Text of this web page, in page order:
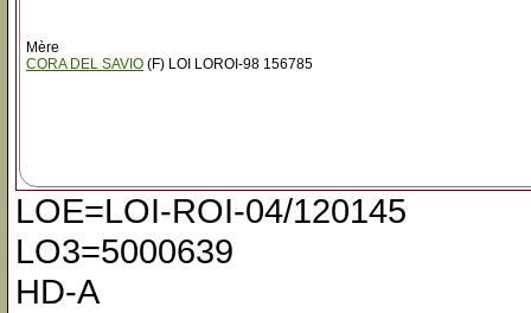
Mère
CORA DEL SAVIO (F) LOI LOROI-98 156785
LOE=LOI-ROI-04/120145
LO3=5000639
HD-A